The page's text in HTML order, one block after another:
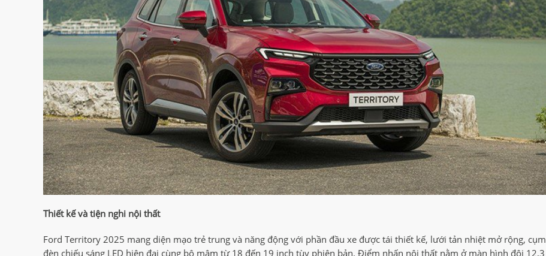
Thiết kế và tiện nghi nội thất
Ford Territory 2025 mang diện mạo trẻ trung và năng động với phần đầu xe được tái thiết kế, lưới tản nhiệt mở rộng, cụm
đèn chiếu sáng LED hiện đại cùng bộ mâm từ 18 đến 19 inch tùy phiên bản. Điểm nhấn nội thất nằm ở màn hình đôi 12,3